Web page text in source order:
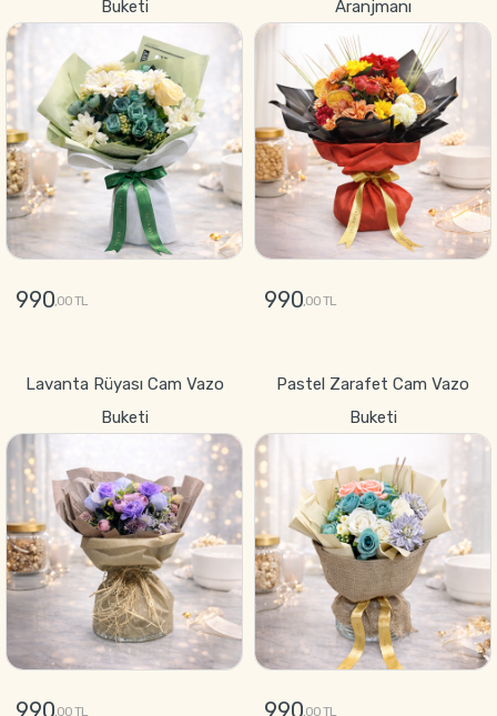
Buketi
990,00 TL
Aranjmanı
990,00 TL
Lavanta Rüyası Cam Vazo
Buketi
990,00 TL
Pastel Zarafet Cam Vazo
Buketi
990,00 TL